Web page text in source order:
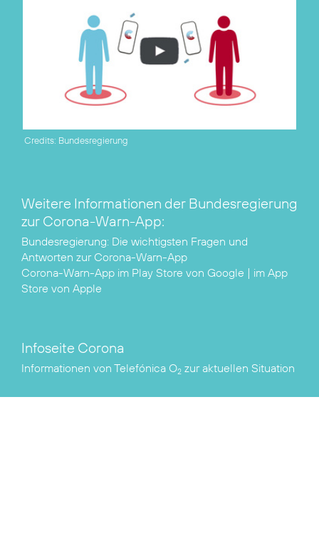
Credits: Bundesregierung
Weitere Informationen der Bundesregierung
zur Corona-Warn-App:
Bundesregierung: Die wichtigsten Fragen und
Antworten zur Corona-Warn-App
Corona-Warn-App im Play Store von Google | im App
Store von Apple
Infoseite Corona
Informationen von Telefónica O2 zur aktuellen Situation